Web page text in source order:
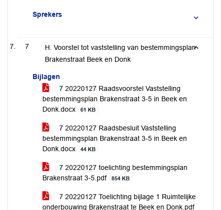
Sprekers
7
H. Voorstel tot vaststelling van bestemmingsplan
Brakenstraat Beek en Donk
Bijlagen
7 20220127 Raadsvoorstel Vaststelling
bestemmingsplan Brakenstraat 3-5 in Beek en
Donk.docx
61 KB
7 20220127 Raadsbesluit Vaststelling
bestemmingsplan Brakenstraat 3-5 in Beek en
Donk.docx
44 KB
7 20220127 toelichting bestemmingsplan
Brakenstraat 3-5.pdf
854 KB
7 20220127 Toelichting bijlage 1 Ruimtelijke
onderbouwing Brakenstraat te Beek en Donk.pdf